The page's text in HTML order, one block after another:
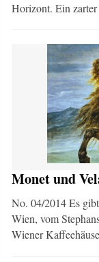
Horizont. Ein
Monet und
No. 04/2014 Es
Wien, vom
Wiener